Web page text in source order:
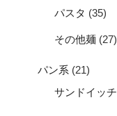
パスタ (35)
その他麺 (27)
パン系 (21)
サンドイッチ